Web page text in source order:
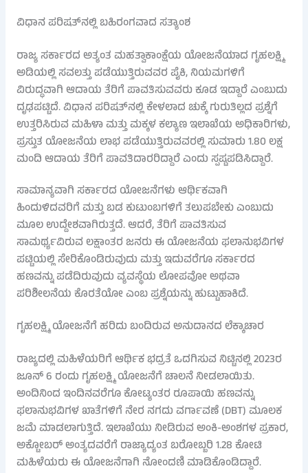
ವಿಧಾನ ಪರಿಷತ್‌ನಲ್ಲಿ ಬಹಿರಂಗವಾದ ಸತ್ಯಾಂಶ
ರಾಜ್ಯ ಸರ್ಕಾರದ ಅತ್ಯಂತ ಮಹತ್ವಾಕಾಂಕ್ಷೆಯ ಯೋಜನೆಯಾದ ಗೃಹಲಕ್ಷ್ಮಿ
ಅಡಿಯಲ್ಲಿ ಸವಲತ್ತು ಪಡೆಯುತ್ತಿರುವವರ ಪೈಕಿ, ನಿಯಮಗಳಿಗೆ
ವಿರುದ್ಧವಾಗಿ ಆದಾಯ ತೆರಿಗೆ ಪಾವತಿಸುವವರು ಕೂಡ ಇದ್ದಾರೆ ಎಂಬುದು
ದೃಢಪಟ್ಟಿದೆ. ವಿಧಾನ ಪರಿಷತ್‌ನಲ್ಲಿ ಕೇಳಲಾದ ಚುಕ್ಕೆ ಗುರುತಿಲ್ಲದ ಪ್ರಶ್ನೆಗೆ
ಉತ್ತರಿಸಿರುವ ಮಹಿಳಾ ಮತ್ತು ಮಕ್ಕಳ ಕಲ್ಯಾಣ ಇಲಾಖೆಯ ಅಧಿಕಾರಿಗಳು,
ಪ್ರಸ್ತುತ ಯೋಜನೆಯ ಲಾಭ ಪಡೆಯುತ್ತಿರುವವರಲ್ಲಿ ಸುಮಾರು 1.80 ಲಕ್ಷ
ಮಂದಿ ಆದಾಯ ತೆರಿಗೆ ಪಾವತಿದಾರರಿದ್ದಾರೆ ಎಂದು ಸ್ಪಷ್ಟಪಡಿಸಿದ್ದಾರೆ.
ಸಾಮಾನ್ಯವಾಗಿ ಸರ್ಕಾರದ ಯೋಜನೆಗಳು ಆರ್ಥಿಕವಾಗಿ
ಹಿಂದುಳಿದವರಿಗೆ ಮತ್ತು ಬಡ ಕುಟುಂಬಗಳಿಗೆ ತಲುಪಬೇಕು ಎಂಬುದು
ಮೂಲ ಉದ್ದೇಶವಾಗಿರುತ್ತದೆ. ಆದರೆ, ತೆರಿಗೆ ಪಾವತಿಸುವ
ಸಾಮರ್ಥ್ಯವಿರುವ ಲಕ್ಷಾಂತರ ಜನರು ಈ ಯೋಜನೆಯ ಫಲಾನುಭವಿಗಳ
ಪಟ್ಟಿಯಲ್ಲಿ ಸೇರಿಕೊಂಡಿರುವುದು ಮತ್ತು ಇದುವರೆಗೂ ಸರ್ಕಾರದ
ಹಣವನ್ನು ಪಡೆದಿರುವುದು ವ್ಯವಸ್ಥೆಯ ಲೋಪವೋ ಅಥವಾ
ಪರಿಶೀಲನೆಯ ಕೊರತೆಯೋ ಎಂಬ ಪ್ರಶ್ನೆಯನ್ನು ಹುಟ್ಟುಹಾಕಿದೆ.
ಗೃಹಲಕ್ಷ್ಮಿ ಯೋಜನೆಗೆ ಹರಿದು ಬಂದಿರುವ ಅನುದಾನದ ಲೆಕ್ಕಾಚಾರ
ರಾಜ್ಯದಲ್ಲಿ ಮಹಿಳೆಯರಿಗೆ ಆರ್ಥಿಕ ಭದ್ರತೆ ಒದಗಿಸುವ ನಿಟ್ಟಿನಲ್ಲಿ 2023ರ
ಜೂನ್ 6 ರಂದು ಗೃಹಲಕ್ಷ್ಮಿ ಯೋಜನೆಗೆ ಚಾಲನೆ ನೀಡಲಾಯಿತು.
ಅಂದಿನಿಂದ ಇಂದಿನವರೆಗೂ ಕೋಟ್ಯಂತರ ರೂಪಾಯಿ ಹಣವನ್ನು
ಫಲಾನುಭವಿಗಳ ಖಾತೆಗಳಿಗೆ ನೇರ ನಗದು ವರ್ಗಾವಣೆ (DBT) ಮೂಲಕ
ಜಮೆ ಮಾಡಲಾಗುತ್ತಿದೆ. ಇಲಾಖೆಯು ನೀಡಿರುವ ಅಂಕಿ-ಅಂಶಗಳ ಪ್ರಕಾರ,
ಅಕ್ಟೋಬರ್ ಅಂತ್ಯದವರೆಗೆ ರಾಜ್ಯಾದ್ಯಂತ ಬರೋಬ್ಬರಿ 1.28 ಕೋಟಿ
ಮಹಿಳೆಯರು ಈ ಯೋಜನೆಗಾಗಿ ನೋಂದಣಿ ಮಾಡಿಕೊಂಡಿದ್ದಾರೆ.